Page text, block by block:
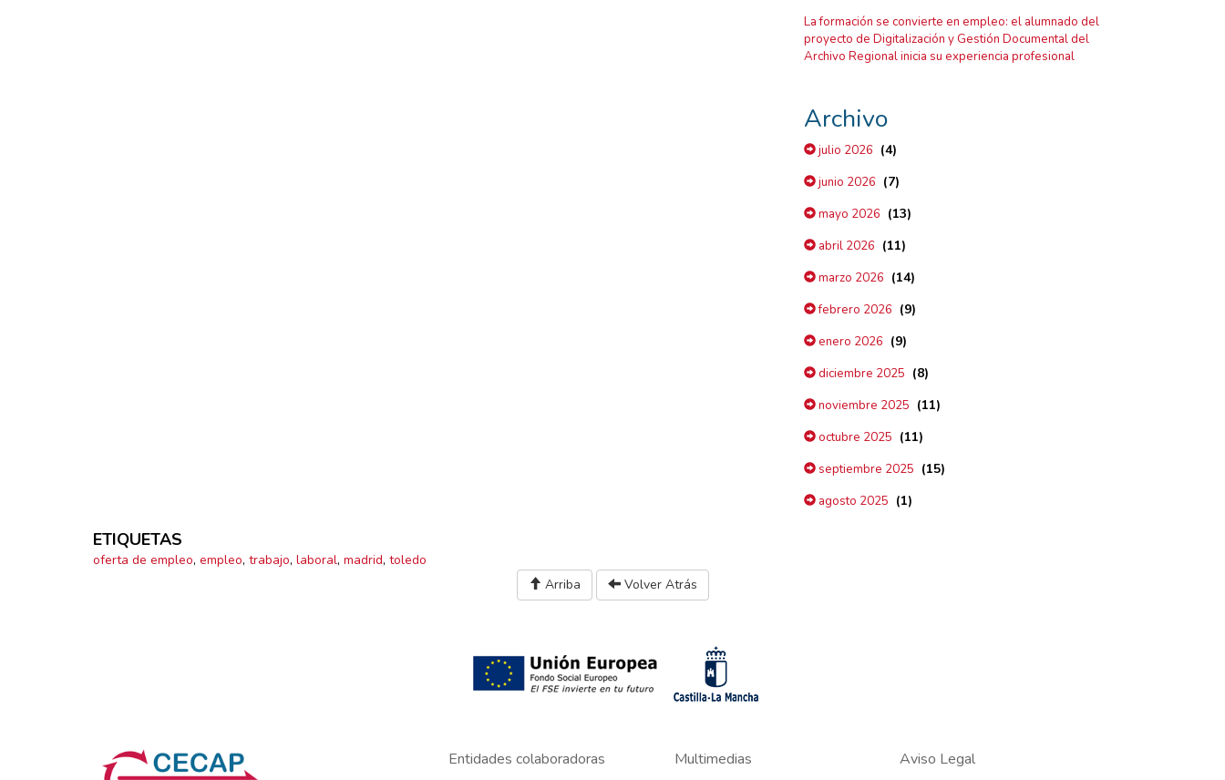
La formación se convierte en empleo: el alumnado del
proyecto de Digitalización y Gestión Documental del
Archivo Regional inicia su experiencia profesional
Archivo
julio 2026 (4)
junio 2026 (7)
mayo 2026 (13)
abril 2026 (11)
marzo 2026 (14)
febrero 2026 (9)
enero 2026 (9)
diciembre 2025 (8)
noviembre 2025 (11)
octubre 2025 (11)
septiembre 2025 (15)
agosto 2025 (1)
ETIQUETAS
oferta de empleo, empleo, trabajo, laboral, madrid, toledo
Arriba
Volver Atrás
Entidades colaboradoras Multimedias
Aviso Legal